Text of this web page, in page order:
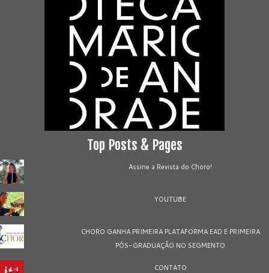
Top Posts & Pages
Assine a Revista do Choro!
YOUTUBE
CHORO GANHA PRIMEIRA PLATAFORMA EAD E PRIMEIRA
PÓS-GRADUAÇÃO NO SEGMENTO
CONTATO